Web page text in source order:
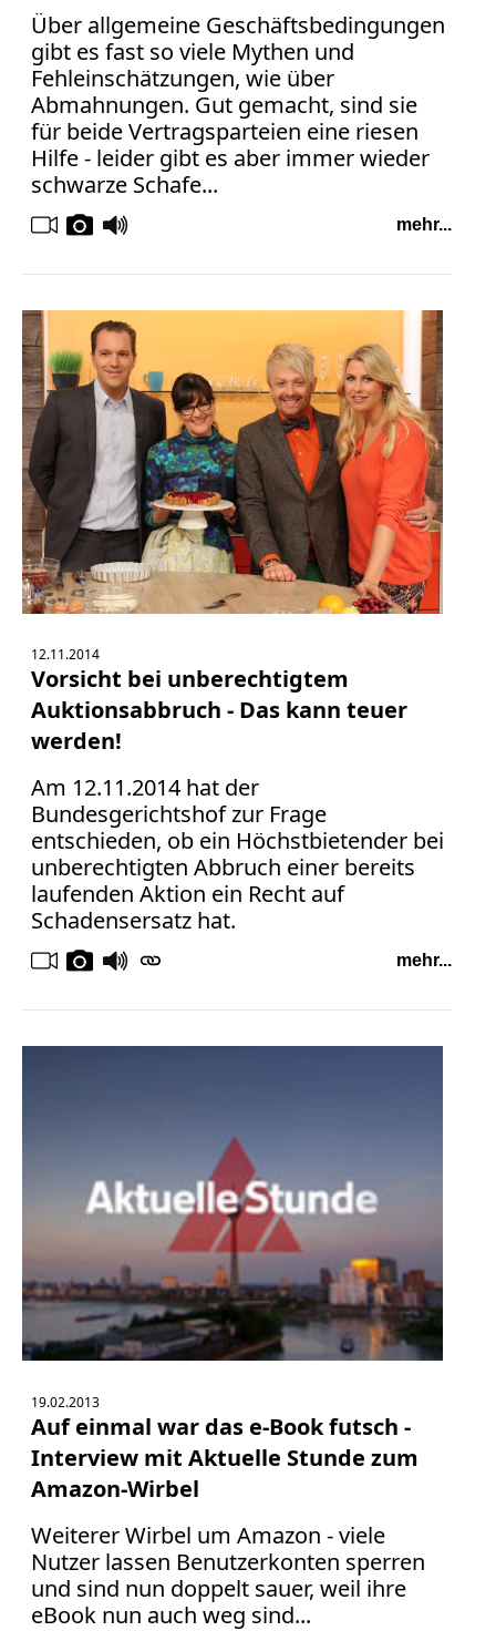
Über allgemeine Geschäftsbedingungen
gibt es fast so viele Mythen und
Fehleinschätzungen, wie über
Abmahnungen. Gut gemacht, sind sie
für beide Vertragsparteien eine riesen
Hilfe - leider gibt es aber immer wieder
schwarze Schafe...
mehr...
12.11.2014
Vorsicht bei unberechtigtem
Auktionsabbruch - Das kann teuer
werden!
Am 12.11.2014 hat der
Bundesgerichtshof zur Frage
entschieden, ob ein Höchstbietender bei
unberechtigten Abbruch einer bereits
laufenden Aktion ein Recht auf
Schadensersatz hat.
mehr...
19.02.2013
Auf einmal war das e-Book futsch -
Interview mit Aktuelle Stunde zum
Amazon-Wirbel
Weiterer Wirbel um Amazon - viele
Nutzer lassen Benutzerkonten sperren
und sind nun doppelt sauer, weil ihre
eBook nun auch weg sind...